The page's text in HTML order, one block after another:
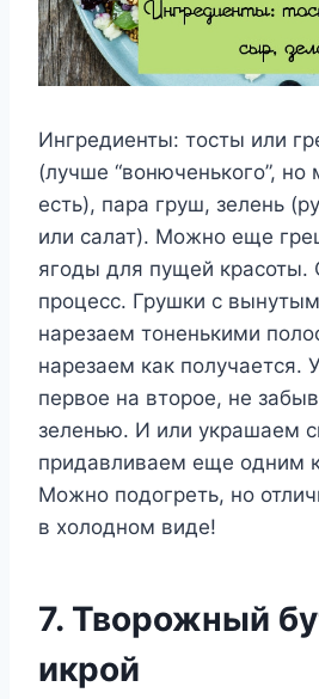
Ингредиенты: тосты или
(лучше “вонюченького”,
есть), пара груш, зелень
или салат). Можно еще
ягоды для пущей красоты.
процесс. Грушки с
нарезаем тоненькими
нарезаем как получается.
первое на второе, не
зеленью. И или украшаем
придавливаем еще одним
Можно подогреть, но
в холодном виде!
7. Творожный
икрой